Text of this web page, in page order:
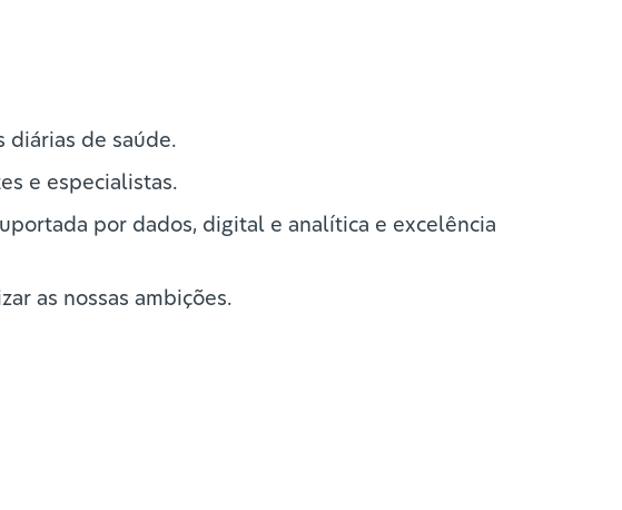
diárias de saúde.
e especialistas.
por dados, digital e analítica e excelência
as nossas ambições.